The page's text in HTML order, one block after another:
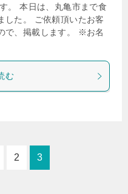
。 本日は、丸亀市まで食
した。 ご依頼頂いたお客
で、掲載します。 ※お名
む
2 3